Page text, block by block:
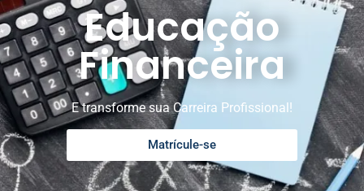
Educação
Financeira
E transforme sua Carreira Profissional!
Matrícule-se